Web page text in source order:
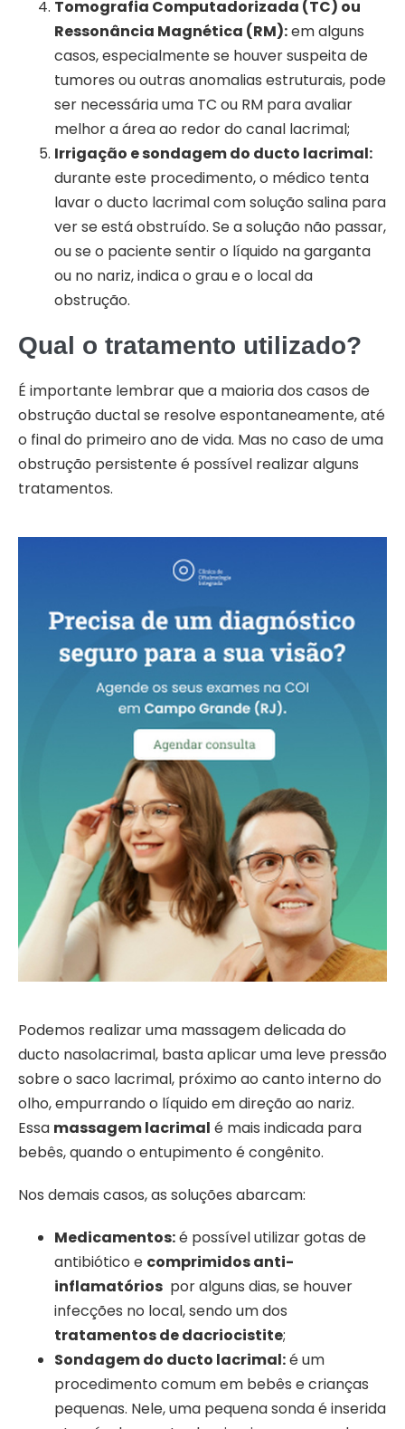
Tomografia Computadorizada (TC) ou
Ressonância Magnética (RM):em alguns
casos, especialmente se houver suspeita de
tumores ou outras anomalias estruturais, pode
ser necessária uma TC ou RM para avaliar
melhor a área ao redor do canal lacrimal;
Irrigação e sondagem do ducto lacrimal:
durante este procedimento, o médico tenta
lavar o ducto lacrimal com solução salina para
ver se está obstruído. Se a solução não passar,
ou se o paciente sentir o líquido na garganta
ou no nariz, indica o grau e o local da
obstrução.
Qual o tratamento utilizado?
É importante lembrar que a maioria dos casos de
obstrução ductal se resolve espontaneamente, até
o final do primeiro ano de vida. Mas no caso de uma
obstrução persistente é possível realizar alguns
tratamentos.
Podemos realizar uma massagem delicada do
ducto nasolacrimal, basta aplicar uma leve pressão
sobre o saco lacrimal, próximo ao canto interno do
olho, empurrando o líquido em direção ao nariz.
Essa massagem lacrimal é mais indicada para
bebês, quando o entupimento é congênito.
Nos demais casos, as soluções abarcam:
Medicamentos:é possível utilizar gotas de
antibiótico e comprimidos anti-
inflamatórios por alguns dias, se houver
infecções no local, sendo um dos
tratamentos de dacriocistite;
Sondagem do ducto lacrimal:é um
procedimento comum em bebês e crianças
pequenas. Nele, uma pequena sonda é inserida